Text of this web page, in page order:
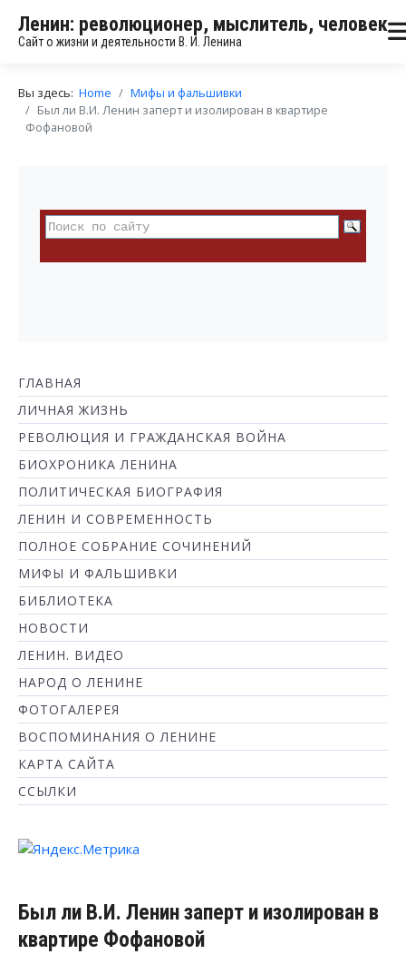
Ленин: революционер, мыслитель, человек
Сайт о жизни и деятельности В. И. Ленина
Вы здесь: Home
Мифы и фальшивки
Был ли В.И. Ленин заперт и изолирован в квартире
Фофановой
ГЛАВНАЯ
ЛИЧНАЯ ЖИЗНЬ
РЕВОЛЮЦИЯ И ГРАЖДАНСКАЯ ВОЙНА
БИОХРОНИКА ЛЕНИНА
ПОЛИТИЧЕСКАЯ БИОГРАФИЯ
ЛЕНИН И СОВРЕМЕННОСТЬ
ПОЛНОЕ СОБРАНИЕ СОЧИНЕНИЙ
МИФЫ И ФАЛЬШИВКИ
БИБЛИОТЕКА
НОВОСТИ
ЛЕНИН. ВИДЕО
НАРОД О ЛЕНИНЕ
ФОТОГАЛЕРЕЯ
ВОСПОМИНАНИЯ О ЛЕНИНЕ
КАРТА САЙТА
ССЫЛКИ
Был ли В.И. Ленин заперт и изолирован в
квартире Фофановой